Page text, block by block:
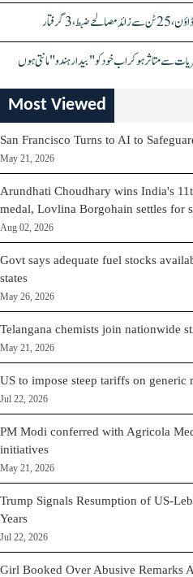
گرفتار
سے متاثر ہو کر اب خود کو "بیدار ہندو" مانتی ہوں
Most Viewed
San Francisco Turns to AI to
May 21, 2026
Arundhati Choudhary wins India's
medal, Lovlina Borgohain settles for
Aug 02, 2026
Govt says adequate fuel stocks
states
May 26, 2026
Telangana chemists join nationwide
May 21, 2026
US to impose steep tariffs on
Jul 22, 2026
PM Modi conferred with Agricola
initiatives
May 21, 2026
Trump Signals Resumption of US-
Years
Jul 22, 2026
Girl Booked Over Abusive Remarks